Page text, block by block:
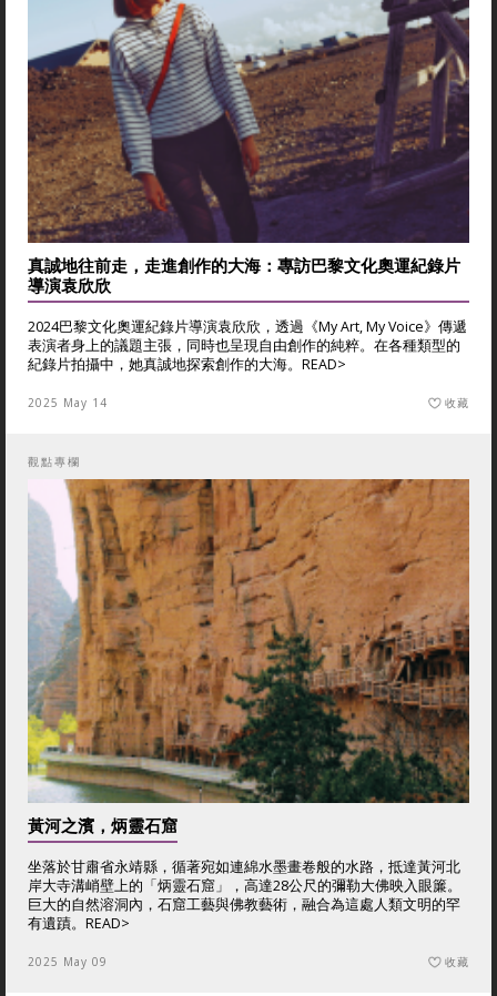
真誠地往前走，走進創作的大海：專訪巴黎文化奧運紀錄片
導演袁欣欣
2024巴黎文化奧運紀錄片導演袁欣欣，透過《My Art, My Voice》傳遞
表演者身上的議題主張，同時也呈現自由創作的純粹。在各種類型的
紀錄片拍攝中，她真誠地探索創作的大海。 READ>
2025 May 14 收藏
觀點專欄
黃河之濱，炳靈石窟
坐落於甘肅省永靖縣，循著宛如連綿水墨畫卷般的水路，抵達黃河北
岸大寺溝峭壁上的「炳靈石窟」，高達28公尺的彌勒大佛映入眼簾。
巨大的自然溶洞內，石窟工藝與佛教藝術，融合為這處人類文明的罕
有遺蹟。 READ>
2025 May 09 收藏